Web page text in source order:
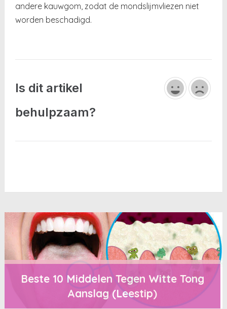
andere kauwgom, zodat de mondslijmvliezen niet
worden beschadigd.
Is dit artikel
behulpzaam?
Beste 10 Middelen Tegen Witte Tong
Aanslag (Leestip)